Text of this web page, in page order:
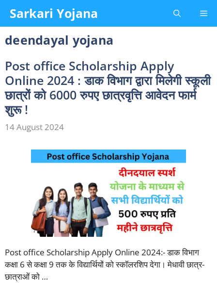
content
Sarkari Yojana
deendayal yojana
Post office Scholarship Apply
Online 2024 : डाक विभाग द्वारा मिलेगी स्कूली
छात्रों को 6000 रुपए छात्रवृत्ति आवेदन फार्म
शुरू !
14 August 2024
Post office Scholarship Apply Online 2024:- डाक विभाग
कक्षा 6 से कक्षा 9 तक के विद्यार्थियों को स्कॉलरशिप देगा। मेधावी छात्र-
छात्राओं को …